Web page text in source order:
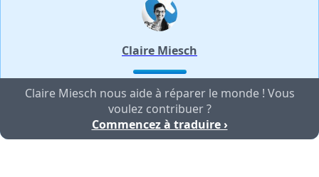
Claire Miesch
Claire Miesch nous aide à réparer le monde ! Vous
voulez contribuer ?
Commencez à traduire ›